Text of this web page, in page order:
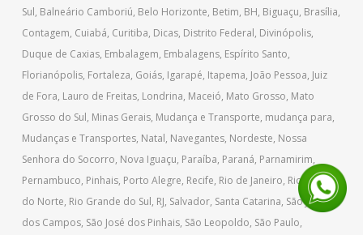
Sul, Balneário Camboriú, Belo Horizonte, Betim, BH, Biguaçu, Brasília,
Contagem, Cuiabá, Curitiba, Dicas, Distrito Federal, Divinópolis,
Duque de Caxias, Embalagem, Embalagens, Espírito Santo,
Florianópolis, Fortaleza, Goiás, Igarapé, Itapema, João Pessoa, Juiz
de Fora, Lauro de Freitas, Londrina, Maceió, Mato Grosso, Mato
Grosso do Sul, Minas Gerais, Mudança e Transporte, mudança para,
Mudanças e Transportes, Natal, Navegantes, Nordeste, Nossa
Senhora do Socorro, Nova Iguaçu, Paraíba, Paraná, Parnamirim,
Pernambuco, Pinhais, Porto Alegre, Recife, Rio de Janeiro, Rio Grande
do Norte, Rio Grande do Sul, RJ, Salvador, Santa Catarina, São José
dos Campos, São José dos Pinhais, São Leopoldo, São Paulo,